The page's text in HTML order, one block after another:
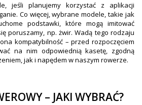
jeśli planujemy korzystać z aplikacji
Co więcej, wybrane modele, takie jak
podstawki, które mogą imitować
poruszamy, np. żwir. Wadą tego rodzaju
kompatybilność – przed rozpoczęciem
na nim odpowiednią kasetę, zgodną
jak i napędem w naszym rowerze.
– JAKI WYBRAĆ?